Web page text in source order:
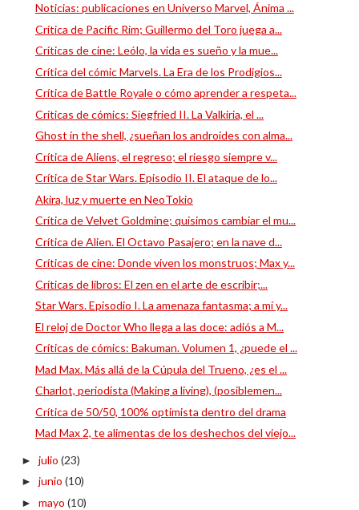
Noticias: publicaciones en Universo Marvel, Ánima ...
Crítica de Pacific Rim; Guillermo del Toro juega a...
Críticas de cine: Leólo, la vida es sueño y la mue...
Crítica del cómic Marvels. La Era de los Prodigios...
Crítica de Battle Royale o cómo aprender a respeta...
Críticas de cómics: Siegfried II. La Valkiria, el ...
Ghost in the shell, ¿sueñan los androides con alma...
Crítica de Aliens, el regreso; el riesgo siempre v...
Crítica de Star Wars. Episodio II. El ataque de lo...
Akira, luz y muerte en NeoTokio
Crítica de Velvet Goldmine; quisimos cambiar el mu...
Crítica de Alien. El Octavo Pasajero; en la nave d...
Críticas de cine: Donde viven los monstruos; Max y...
Críticas de libros: El zen en el arte de escribir;...
Star Wars. Episodio I. La amenaza fantasma; a mí y...
El reloj de Doctor Who llega a las doce: adiós a M...
Críticas de cómics: Bakuman. Volumen 1, ¿puede el ...
Mad Max. Más allá de la Cúpula del Trueno, ¿es el ...
Charlot, periodista (Making a living), (posiblemen...
Crítica de 50/50, 100% optimista dentro del drama
Mad Max 2, te alimentas de los deshechos del viejo...
► julio (23)
► junio (10)
► mayo (10)